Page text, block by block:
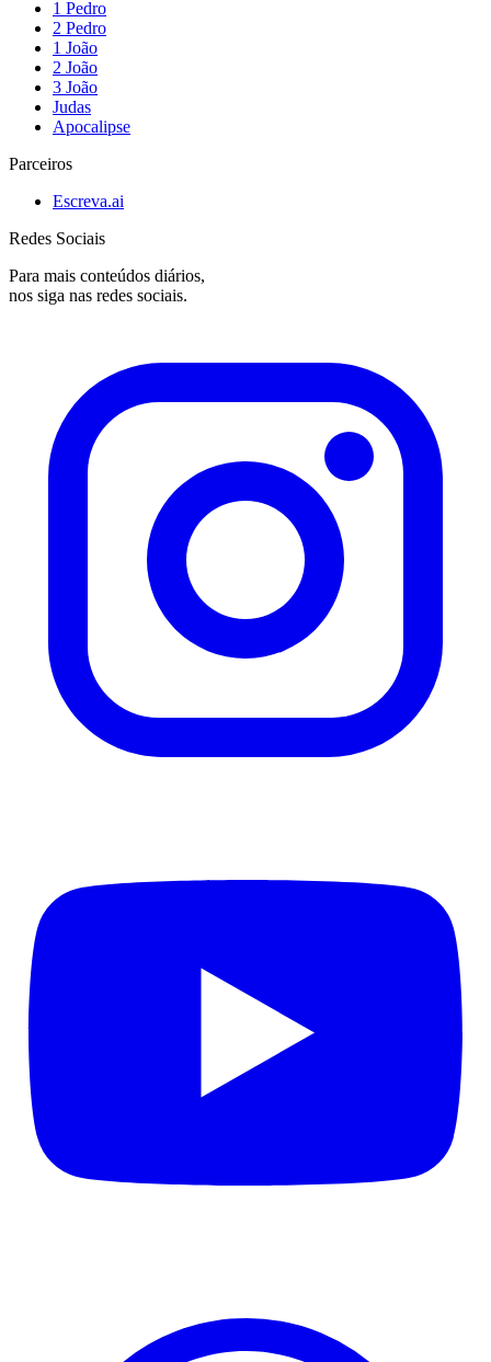
1 Pedro
2 Pedro
1 João
2 João
3 João
Judas
Apocalipse
Parceiros
Escreva.ai
Redes Sociais
Para mais conteúdos diários,
nos siga nas redes sociais.